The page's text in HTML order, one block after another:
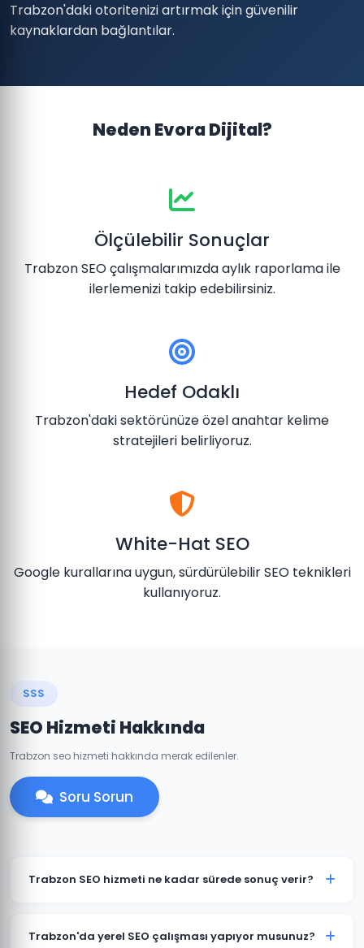
Trabzon'daki otoritenizi artırmak için güvenilir
kaynaklardan bağlantılar.
Neden Evora Dijital?
Ölçülebilir Sonuçlar
Trabzon SEO çalışmalarımızda aylık raporlama ile
ilerlemenizi takip edebilirsiniz.
Hedef Odaklı
Trabzon'daki sektörünüze özel anahtar kelime
stratejileri belirliyoruz.
White-Hat SEO
Google kurallarına uygun, sürdürülebilir SEO teknikleri
kullanıyoruz.
SSS
SEO Hizmeti Hakkında
Trabzon seo hizmeti hakkında merak edilenler.
Soru Sorun
Trabzon SEO hizmeti ne kadar sürede sonuç verir?
anlamlı sonuçlar görülmeye başlar. Trabzon'daki
Trabzon'da yerel SEO çalışması yapıyor musunuz?